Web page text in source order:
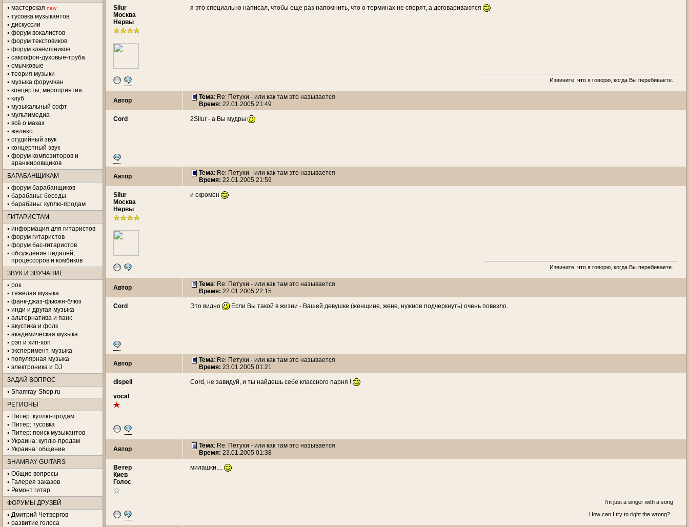
мастерская new
тусовка музыкантов
дискуссии
форум вокалистов
форум текстовиков
форум клавишников
саксофон-духовые-труба
смычковые
теория музыки
музыка форумчан
концерты, мероприятия
клуб
музыкальный софт
мультимедиа
всё о маках
железо
студийный звук
концертный звук
форум композиторов и
аранжировщиков
БАРАБАНЩИКАМ
форум барабанщиков
барабаны: беседы
барабаны: куплю-продам
ГИТАРИСТАМ
информация для гитаристов
форум гитаристов
форум бас-гитаристов
обсуждение педалей,
процессоров и комбиков
ЗВУК И ЗВУЧАНИЕ
рок
тяжелая музыка
фанк-джаз-фьюжн-блюз
инди и другая музыка
альтернатива и панк
акустика и фолк
академическая музыка
рэп и хип-хоп
эксперимент. музыка
популярная музыка
электроника и DJ
ЗАДАЙ ВОПРОС
Shamray-Shop.ru
РЕГИОНЫ
Питер: куплю-продам
Питер: тусовка
Питер: поиск музыкантов
Украина: куплю-продам
Украина: общение
SHAMRAY GUITARS
Общие вопросы
Галерея заказов
Ремонт гитар
ФОРУМЫ ДРУЗЕЙ
Дмитрий Четвергов
развитие голоса
Silur
Москва
Нервы
я это специально написал, чтобы еще раз напомнить, что о терминах не спорят, а договариваются
Извините, что я говорю, когда Вы перебиваете.
Автор Тема: Re: Петухи - или как там это называется
Время: 22.01.2005 21:49
Cord 2Silur - а Вы мудры
Автор Тема: Re: Петухи - или как там это называется
Время: 22.01.2005 21:59
Silur
Москва
Нервы
и скромен
Извините, что я говорю, когда Вы перебиваете.
Автор Тема: Re: Петухи - или как там это называется
Время: 22.01.2005 22:15
Cord Это видно Если Вы такой в жизни - Вашей девушке (женщине, жене, нужное подчеркнуть) очень повезло.
Автор Тема: Re: Петухи - или как там это называется
Время: 23.01.2005 01:21
dispell
vocal
Cord, не завидуй, и ты найдешь себе классного парня !
Автор Тема: Re: Петухи - или как там это называется
Время: 23.01.2005 01:38
Ветeр
Киев
Голос
милашки....
I'm just a singer with a song
How can I try to right the wrong?..